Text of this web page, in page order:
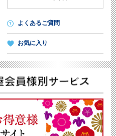
よくあるご質問
お気に入り